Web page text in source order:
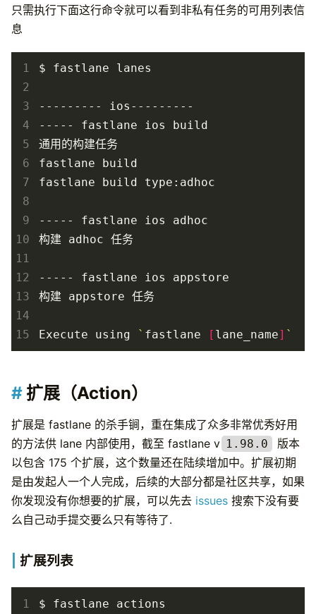
只需执行下面这行命令就可以看到非私有任务的可用列表信
息
1
2
3
4
5
6
7
8
9
10
11
12
13
14
15
Execute using ` fastlane [ lane_name] `
扩展（Action）
扩展是 fastlane 的杀手锏，重在集成了众多非常优秀好用
的方法供 lane 内部使用，截至 fastlane v 1.98.0
版本
以包含 175 个扩展，这个数量还在陆续增加中。扩展初期
是由发起人一个人完成，后续的大部分都是社区共享，如果
你发现没有你想要的扩展，可以先去 issues 搜索下没有要
么自己动手提交要么只有等待了.
扩展列表
1